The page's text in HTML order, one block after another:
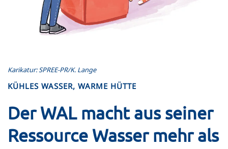
Karikatur: SPREE-PR/K. Lange
KÜHLES WASSER, WARME HÜTTE
Der WAL macht aus seiner
Ressource Wasser mehr als